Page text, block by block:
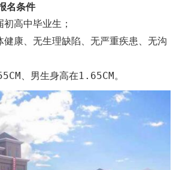
名条件
高中毕业生；
康、无生理缺陷、无严重疾患、无沟
、男生身高在1.65CM。